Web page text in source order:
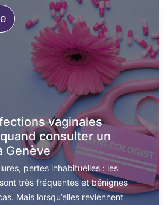
vaginales
consulter un
Genève
pertes inhabituelles : les
très fréquentes et bénignes
Mais lorsqu’elles reviennent